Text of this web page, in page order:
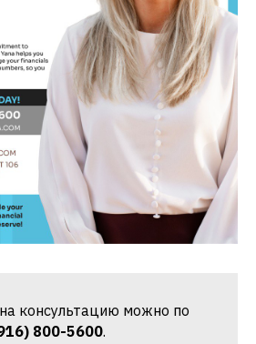
консультацию можно по
800-5600.